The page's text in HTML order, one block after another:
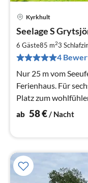
Kyrkhult
Seelage S
6 Gäste85 m23
4
Nur 25 m vom
Ferienhaus. Für
Platz zum
und Zander angeln.
ab 58€ / Nacht